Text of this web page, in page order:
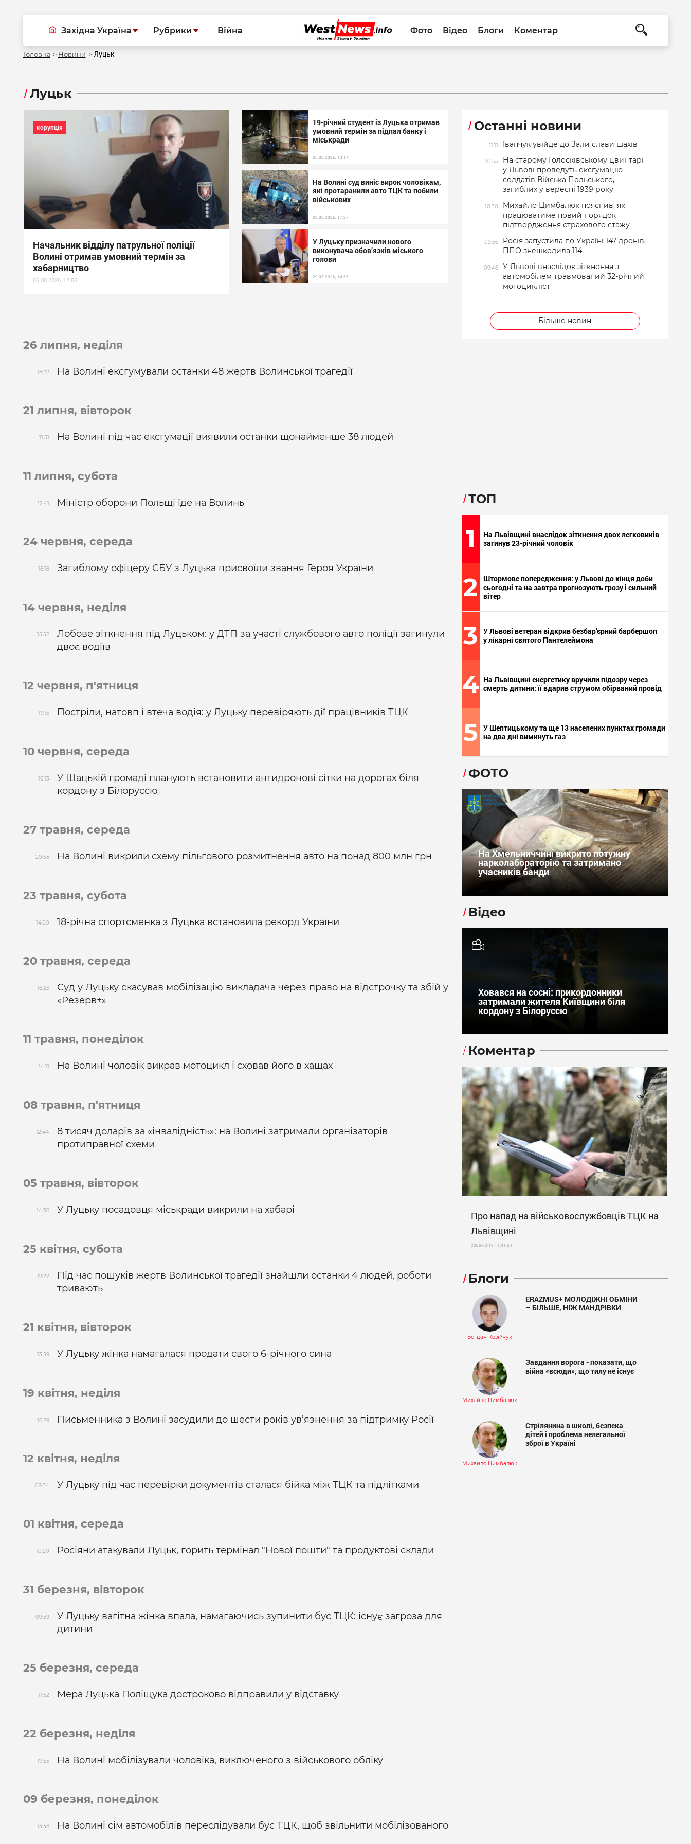
Західна Україна Рубрики Війна Фото Відео Блоги Коментар
Головна Новини Луцьк
Луцьк
корупція
Начальник відділу патрульної поліції
Волині отримав умовний термін за
хабарництво
06.08.2026, 12:56
19-річний студент із Луцька отримав
умовний термін за підпал банку і
міськради
05.08.2026, 13:14
На Волині суд виніс вирок чоловікам,
які протаранили авто ТЦК та побили
військових
03.08.2026, 17:27
У Луцьку призначили нового
виконувача обов’язків міського
голови
29.07.2026, 14:56
26 липня, неділя
18:22 На Волині ексгумували останки 48 жертв Волинської трагедії
21 липня, вівторок
11:51 На Волині під час ексгумації виявили останки щонайменше 38 людей
11 липня, субота
12:41 Міністр оборони Польщі їде на Волинь
24 червня, середа
16:18 Загиблому офіцеру СБУ з Луцька присвоїли звання Героя України
14 червня, неділя
15:52
Лобове зіткнення під Луцьком: у ДТП за участі службового авто поліції загинули
двоє водіїв
12 червня, п'ятниця
17:15 Постріли, натовп і втеча водія: у Луцьку перевіряють дії працівників ТЦК
10 червня, середа
16:13
У Шацькій громаді планують встановити антидронові сітки на дорогах біля
кордону з Білоруссю
27 травня, середа
20:58 На Волині викрили схему пільгового розмитнення авто на понад 800 млн грн
23 травня, субота
14:20 18-річна спортсменка з Луцька встановила рекорд України
20 травня, середа
16:23
Суд у Луцьку скасував мобілізацію викладача через право на відстрочку та збій у
«Резерв+»
11 травня, понеділок
14:11 На Волині чоловік викрав мотоцикл і сховав його в хащах
08 травня, п'ятниця
12:44
8 тисяч доларів за «інвалідність»: на Волині затримали організаторів
протиправної схеми
05 травня, вівторок
14:36 У Луцьку посадовця міськради викрили на хабарі
25 квітня, субота
19:22
Під час пошуків жертв Волинської трагедії знайшли останки 4 людей, роботи
тривають
21 квітня, вівторок
13:59 У Луцьку жінка намагалася продати свого 6-річного сина
19 квітня, неділя
16:29 Письменника з Волині засудили до шести років ув’язнення за підтримку Росії
12 квітня, неділя
09:34 У Луцьку під час перевірки документів сталася бійка між ТЦК та підлітками
01 квітня, середа
10:20 Росіяни атакували Луцьк, горить термінал "Нової пошти" та продуктові склади
31 березня, вівторок
09:59
У Луцьку вагітна жінка впала, намагаючись зупинити бус ТЦК: існує загроза для
дитини
25 березня, середа
11:52 Мера Луцька Поліщука достроково відправили у відставку
22 березня, неділя
17:53 На Волині мобілізували чоловіка, виключеного з військового обліку
09 березня, понеділок
13:38 На Волині сім автомобілів переслідували бус ТЦК, щоб звільнити мобілізованого
Останні новини
11:11 Іванчук увійде до Зали слави шахів
10:55
На старому Голосківському цвинтарі
у Львові проведуть ексгумацію
солдатів Війська Польського,
загиблих у вересні 1939 року
10:30
Михайло Цимбалюк пояснив, як
працюватиме новий порядок
підтвердження страхового стажу
09:56
Росія запустила по Україні 147 дронів,
ППО знешкодила 114
09:46
У Львові внаслідок зіткнення з
автомобілем травмований 32-річний
мотоцикліст
Більше новин
ТОП
1
На Львівщині внаслідок зіткнення двох легковиків
загинув 23-річний чоловік
2
Штормове попередження: у Львові до кінця доби
сьогодні та на завтра прогнозують грозу і сильний
вітер
3
У Львові ветеран відкрив безбар’єрний барбершоп
у лікарні святого Пантелеймона
4 На Львівщині енергетику вручили підозру через
смерть дитини: її вдарив струмом обірваний провід
5 У Шептицькому та ще 13 населених пунктах громади
на два дні вимкнуть газ
ФОТО
На Хмельниччині викрито потужну
нарколабораторію та затримано
учасників банди
Відео
Ховався на сосні: прикордонники
затримали жителя Київщини біля
кордону з Білоруссю
Коментар
Про напад на військовослужбовців ТЦК на
Львівщині
2025-02-19 11:31:54
Блоги
Богдан Козійчук
ERAZMUS+ МОЛОДІЖНІ ОБМІНИ
– БІЛЬШЕ, НІЖ МАНДРІВКИ
Михайло Цимбалюк
Завдання ворога - показати, що
війна «всюди», що тилу не існує
Михайло Цимбалюк
Стрілянина в школі, безпека
дітей і проблема нелегальної
зброї в Україні